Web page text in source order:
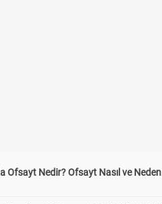
Ofsayt Nedir? Ofsayt Nasıl ve Neden